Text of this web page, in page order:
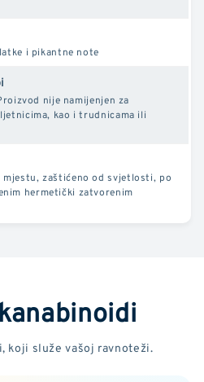
i pikantne note
nije namijenjen za
kao i trudnicama ili
zaštićeno od svjetlosti, po
hermetički zatvorenim
koji služe vašoj ravnoteži.